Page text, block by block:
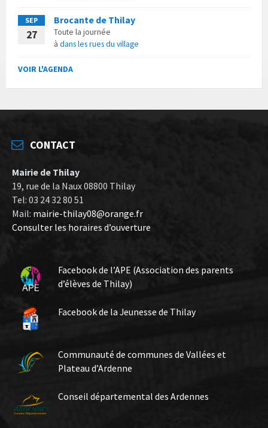
SEP
27
Brocante de Thilay
Toute la journée
à dans les rues du village
VOIR L'AGENDA
CONTACT
Mairie de Thilay
19, rue de la Naux 08800 Thilay
Tel: 03 24 32 80 51
Mail: mairie-thilay08@orange.fr
Consulter les horaires d’ouverture
Facebook de l’APE (Association des parents
d’élèves de Thilay)
Facebook de la Jeunesse de Thilay
Communauté de communes de Vallées et
Plateau d’Ardenne
Conseil départemental des Ardennes